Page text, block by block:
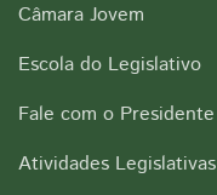
Câmara Jovem
Escola do Legislativo
Fale com o Presidente
Atividades Legislativas